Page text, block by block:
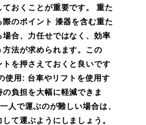
ておくことが重要です。 重た
のポイント 漆器を含む重た
合、力任せではなく、効率
法が求められます。この
トを押さえておくと良いです
使用: 台車やリフトを使用す
負担を大幅に軽減できま
人で運ぶのが難しい場合は、
て運ぶようにしましょう。